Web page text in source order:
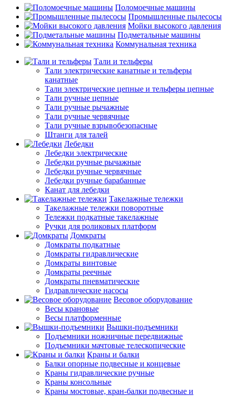
Поломоечные машины
Промышленные пылесосы
Мойки высокого давления
Подметальные машины
Коммунальная техника
Тали и тельферы
Тали электрические канатные и тельферы
канатные
Тали электрические цепные и тельферы цепные
Тали ручные цепные
Тали ручные рычажные
Тали ручные червячные
Тали ручные взрывобезопасные
Штанги для талей
Лебедки
Лебедки электрические
Лебедки ручные рычажные
Лебедки ручные червячные
Лебедки ручные барабанные
Канат для лебедки
Такелажные тележки
Такелажные тележки поворотные
Тележки подкатные такелажные
Ручки для роликовых платформ
Домкраты
Домкраты подкатные
Домкраты гидравлические
Домкраты винтовые
Домкраты реечные
Домкраты пневматические
Гидравлические насосы
Весовое оборудование
Весы крановые
Весы платформенные
Вышки-подъемники
Подъемники ножничные передвижные
Подъемники мачтовые телескопические
Краны и балки
Балки опорные подвесные и концевые
Краны гидравлические ручные
Краны консольные
Краны мостовые, кран-балки подвесные и